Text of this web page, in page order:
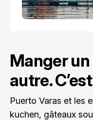
Manger
autre.
Puerto Varas et les
kuchen, gâteaux